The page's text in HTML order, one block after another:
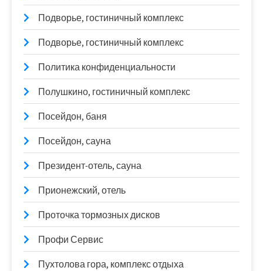
Подворье, гостиничный комплекс
Подворье, гостиничный комплекс
Политика конфиденциальности
Полушкино, гостиничный комплекс
Посейдон, баня
Посейдон, сауна
Президент-отель, сауна
Прионежский, отель
Проточка тормозных дисков
Профи Сервис
Пухтолова гора, комплекс отдыха